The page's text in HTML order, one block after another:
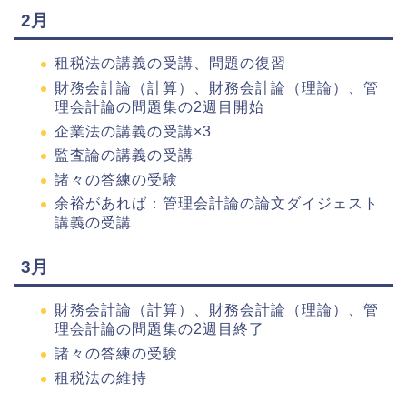
2月
租税法の講義の受講、問題の復習
財務会計論（計算）、財務会計論（理論）、管
理会計論の問題集の2週目開始
企業法の講義の受講×3
監査論の講義の受講
諸々の答練の受験
余裕があれば：管理会計論の論文ダイジェスト
講義の受講
3月
財務会計論（計算）、財務会計論（理論）、管
理会計論の問題集の2週目終了
諸々の答練の受験
租税法の維持